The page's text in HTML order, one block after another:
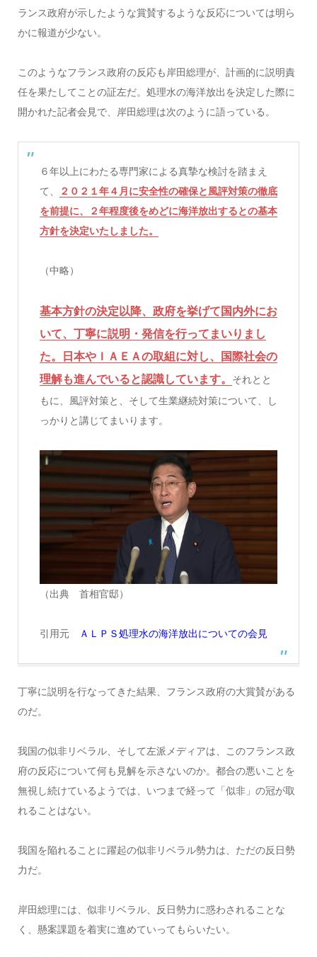
ランス政府が示したような賞賛するような反応については明ら
かに報道が少ない。
このようなフランス政府の反応も岸田総理が、計画的に説明責
任を果たしてことの証左だ。処理水の海洋放出を決定した際に
開かれた記者会見で、岸田総理は次のように語っている。
６年以上にわたる専門家による真摯な検討を踏まえ
て、
２０２１年４月に安全性の確保と風評対策の徹底
を前提に、２年程度後をめどに海洋放出するとの基本
方針を決定いたしました。
（中略）
基本方針の決定以降、政府を挙げて国内外にお
いて、丁寧に説明・発信を行ってまいりまし
た。日本やＩＡＥＡの取組に対し、国際社会の
理解も進んでいると認識しています。
それとと
もに、風評対策と、そして生業継続対策について、し
っかりと講じてまいります。
（出典 首相官邸）
引用元 ＡＬＰＳ処理水の海洋放出についての会見
丁寧に説明を行なってきた結果、フランス政府の大賞賛がある
のだ。
我国の似非リベラル、そして左派メディアは、このフランス政
府の反応について何も見解を示さないのか。都合の悪いことを
無視し続けているようでは、いつまで経って「似非」の冠が取
れることはない。
我国を陥れることに躍起の似非リベラル勢力は、ただの反日勢
力だ。
岸田総理には、似非リベラル、反日勢力に惑わされることな
く、懸案課題を着実に進めていってもらいたい。